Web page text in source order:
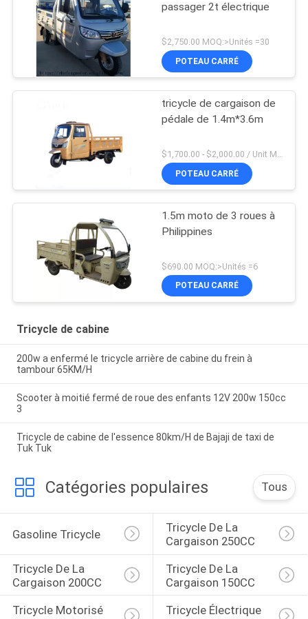
passager 2t électrique
$2,750.00 MOQ:>Unités =30
POTEAU CARRÉ
tricycle de cargaison de
pédale de 1.4m*3.6m
POTEAU CARRÉ
1.5m moto de 3 roues à
Philippines
$690.00 MOQ:>Unités =6
POTEAU CARRÉ
Tricycle de cabine
200w a enfermé le tricycle arrière de cabine du frein à
tambour 65KM/H
Scooter à moitié fermé de roue des enfants 12V 200w 150cc
3
Tricycle de cabine de l'essence 80km/H de Bajaji de taxi de
Tuk Tuk
Catégories populaires Tous
Gasoline Tricycle
Tricycle De La
Cargaison 250CC
Tricycle De La
Cargaison 200CC
Tricycle De La
Cargaison 150CC
Tricycle Motorisé
Tricycle Électrique